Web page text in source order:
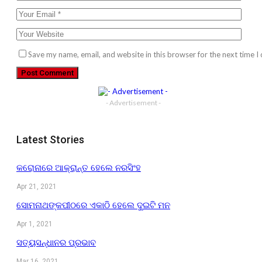
Save my name, email, and website in this browser for the next time I
- Advertisement -
Latest Stories
କରୋନାରେ ଆକ୍ରାନ୍ତ ହେଲେ ନରସିଂହ
Apr 21, 2021
ସୋମନାଥଙ୍କପୀଠରେ ଏକାଠି ହେଲେ ଦୁଇଟି ମନ
Apr 1, 2021
ସତ୍ୟସନ୍ଧାନର ପ୍ରଭାବ